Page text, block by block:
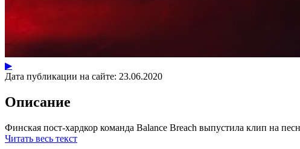
▶
Дата публикации на сайте: 23.06.2020
Описание
Финская пост-хардкор команда Balance Breach выпустила клип на
Читать весь текст